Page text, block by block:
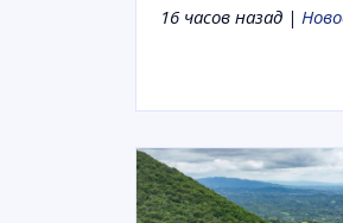
16 часов назад |